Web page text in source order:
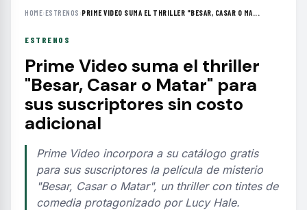
HOME›ESTRENOS ›PRIME VIDEO SUMA EL THRILLER "BESAR, CASAR O MA...
ESTRENOS
Prime Video suma el thriller
"Besar, Casar o Matar" para
sus suscriptores sin costo
adicional
Prime Video incorpora a su catálogo gratis
para sus suscriptores la película de misterio
"Besar, Casar o Matar", un thriller con tintes de
comedia protagonizado por Lucy Hale.